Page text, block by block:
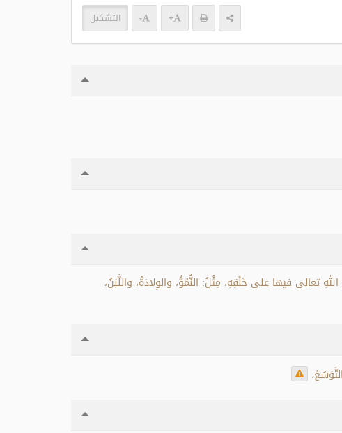
+
- التشكيل
تعالى فيها على خَلْقِهِ، مِثْلُ: النُّمُوُّ، والوِلادَةُ، واللَّبَنُ،